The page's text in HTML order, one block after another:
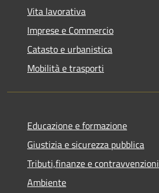
Vita lavorativa
Imprese e Commercio
Catasto e urbanistica
Mobilità e trasporti
Educazione e formazione
Giustizia e sicurezza pubblica
Tributi,finanze e contravvenzioni
Ambiente